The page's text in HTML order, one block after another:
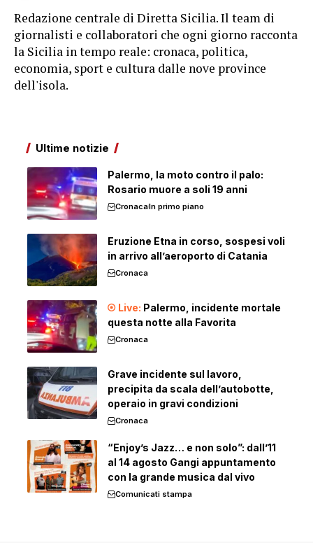
Redazione centrale di Diretta Sicilia. Il team di
giornalisti e collaboratori che ogni giorno racconta
la Sicilia in tempo reale: cronaca, politica,
economia, sport e cultura dalle nove province
dell'isola.
Ultime notizie
Palermo, la moto contro il palo:
Rosario muore a soli 19 anni
CronacaIn primo piano
Eruzione Etna in corso, sospesi voli
in arrivo all’aeroporto di Catania
Cronaca
Palermo, incidente mortale
questa notte alla Favorita
Cronaca
Grave incidente sul lavoro,
precipita da scala dell’autobotte,
operaio in gravi condizioni
Cronaca
“Enjoy’s Jazz… e non solo”: dall’11
al 14 agosto Gangi appuntamento
con la grande musica dal vivo
Comunicati stampa